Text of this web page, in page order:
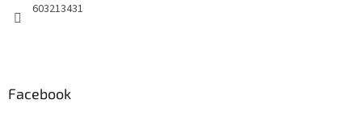
603213431
Facebook